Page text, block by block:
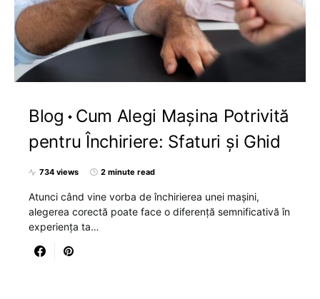
Blog
Cum Alegi Mașina Potrivită
pentru Închiriere: Sfaturi și Ghid
734 views 2 minute read
Atunci când vine vorba de închirierea unei mașini,
alegerea corectă poate face o diferență semnificativă în
experiența ta…